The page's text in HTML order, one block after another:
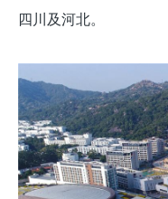
四川及河北。